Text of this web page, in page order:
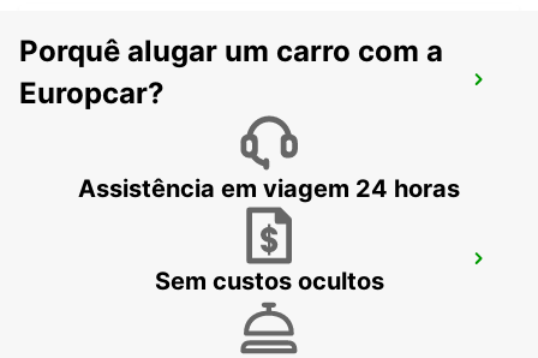
STUTTGART ZUFFENHAUSEN
STUTTGART - GERMANY
WAIBLINGEN
WAIBLINGEN - GERMANY
Porquê alugar um carro com a
Europcar?
Assistência em viagem 24 horas
Sem custos ocultos